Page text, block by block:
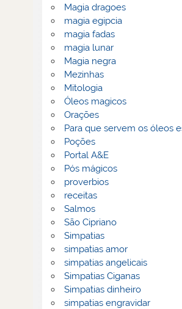
Magia dragoes
magia egipcia
magia fadas
magia lunar
Magia negra
Mezinhas
Mitologia
Óleos magicos
Orações
Para que servem os óleos
Poções
Portal A&E
Pós mágicos
proverbios
receitas
Salmos
São Cipriano
Simpatias
simpatias amor
simpatias angelicais
Simpatias Ciganas
Simpatias dinheiro
simpatias engravidar